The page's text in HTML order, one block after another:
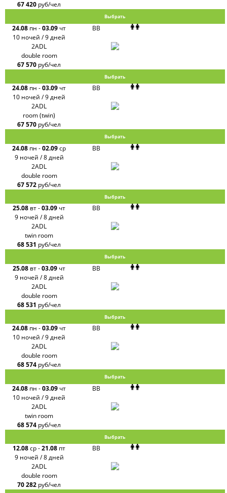
67 420 руб/чел
Выбрать
24.08 пн -03.09 чт
10 ночей / 9 дней
BB
2ADL
double room
67 570 руб/чел
Выбрать
24.08 пн -03.09 чт
10 ночей / 9 дней
BB
2ADL
room (twin)
67 570 руб/чел
Выбрать
24.08 пн -02.09ср
9 ночей / 8 дней
BB
2ADL
double room
67 572 руб/чел
Выбрать
25.08 вт-03.09 чт
9 ночей / 8 дней
BB
2ADL
twin room
68 531 руб/чел
Выбрать
25.08 вт-03.09 чт
9 ночей / 8 дней
BB
2ADL
double room
68 531 руб/чел
Выбрать
24.08 пн -03.09 чт
10 ночей / 9 дней
BB
2ADL
double room
68 574 руб/чел
Выбрать
24.08 пн -03.09 чт
10 ночей / 9 дней
BB
2ADL
twin room
68 574 руб/чел
Выбрать
12.08ср-21.08 пт
9 ночей / 8 дней
BB
2ADL
double room
70 282 руб/чел